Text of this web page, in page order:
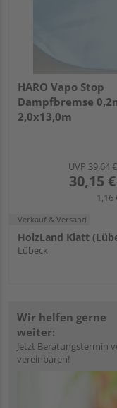
HARO Vapo Stop
Dampfbremse
2,0x13,0m
UVP 39,64 €
30,15 €
1,16
Verkauf & Versand
HolzLand Klatt
Lübeck
Wir helfen gerne
weiter:
Jetzt Beratungstermin
vereinbaren!